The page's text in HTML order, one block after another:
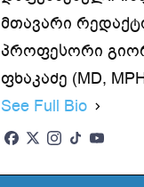
მთავარი
პროფესორი
ფხაკაძე (MD,
See Full Bio